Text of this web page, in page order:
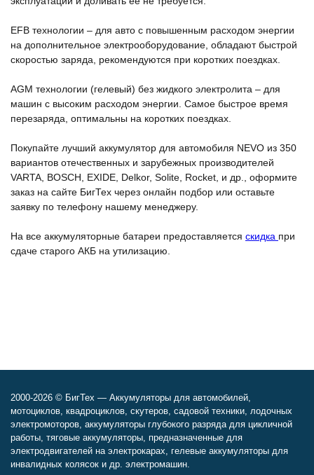
EFB технологии – для авто с повышенным расходом энергии
на дополнительное электрооборудование, обладают быстрой
скоростью заряда, рекомендуются при коротких поездках.
AGM технологии (гелевый) без жидкого электролита – для
машин с высоким расходом энергии. Самое быстрое время
перезаряда, оптимальны на коротких поездках.
Покупайте лучший аккумулятор для автомобиля NEVO из 350
вариантов отечественных и зарубежных производителей
VARTA, BOSCH, EXIDE, Delkor, Solite, Rocket, и др., оформите
заказ на сайте БигТех через онлайн подбор или оставьте
заявку по телефону нашему менеджеру.
На все аккумуляторные батареи предоставляется скидка при
сдаче старого АКБ на утилизацию.
2000-2026 © БигТех — Аккумуляторы для автомобилей,
мотоциклов, квадроциклов, скутеров, садовой техники, лодочных
электромоторов, аккумуляторы глубокого разряда для цикличной
работы, тяговые аккумуляторы, предназначенные для
электродвигателей на электрокарах, гелевые аккумуляторы для
инвалидных колясок и др. электромашин.